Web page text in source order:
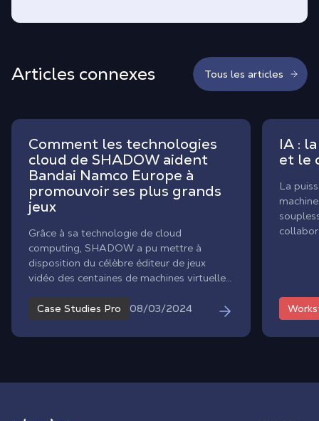
Articles connexes Tous les articles
Comment les technologies
cloud de SHADOW aident
Bandai Namco Europe à
promouvoir ses plus grands
jeux
Grâce à sa technologie de cloud
computing, SHADOW a pu mettre à
disposition du célèbre éditeur de jeux
vidéo des centaines de machines virtuelles
durer.
Case Studies Pro 08/03/2024
IA :
et le
La